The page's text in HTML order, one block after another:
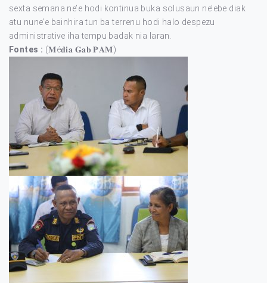
sexta semana ne’e hodi kontinua buka solusaun ne’ebe diak
atu nune’e bainhira tun ba terrenu hodi halo despezu
administrative iha tempu badak nia laran.
Fontes : (𝐌é𝐝𝐢𝐚 𝐆𝐚𝐛.𝐏𝐀𝐌)